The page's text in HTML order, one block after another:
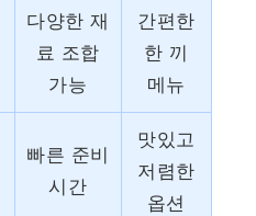
다양한 재
료 조합
가능
간편한
한 끼
메뉴
빠른 준비
시간
맛있고
저렴한
옵션